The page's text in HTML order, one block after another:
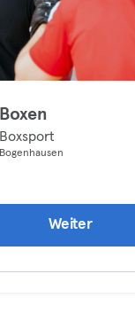
Boxen
Boxsport
Bogenhausen
Weiter